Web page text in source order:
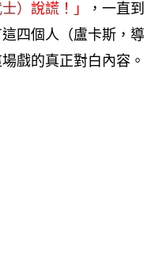
）說謊！」
，一直到
四個人（盧卡斯，導
戲的真正對白內容。